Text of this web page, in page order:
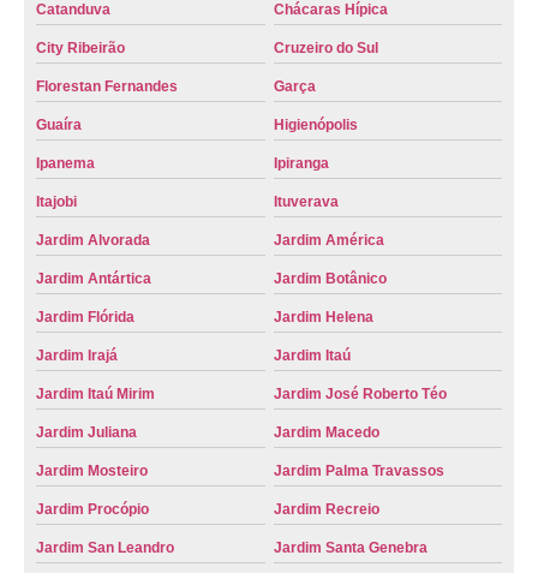
onde fazer emplacamento do veículo Vila Augusta
emplacamento de veículo zero km orçamento Jaboticabal
emplacamento de veículo zero Santa Cruz da Esperança
onde fazer emplacamento veicular Jardim Zanetti
emplacamento de veículo usado Vila Tamandaré
emplacamento de veículo novo Jardim Irajá
emplacamento de veículo novo orçamento Passos
onde fazer emplacamento de veículo zero km Barrinha
onde fazer emplacamento de veículo zero Matão
onde fazer emplacamento veículo novo Florestan Fernandes
onde fazer emplacamento de veículo usado Vila Carvalho
emplacamento veículo novo Santa Cruz
Catanduva Chácaras Hípica
City Ribeirão Cruzeiro do Sul
Florestan Fernandes Garça
Guaíra Higienópolis
Ipanema Ipiranga
Itajobi Ituverava
Jardim Alvorada Jardim América
Jardim Antártica Jardim Botânico
Jardim Flórida Jardim Helena
Jardim Irajá Jardim Itaú
Jardim Itaú Mirim Jardim José Roberto Téo
Jardim Juliana Jardim Macedo
Jardim Mosteiro Jardim Palma Travassos
Jardim Procópio Jardim Recreio
Jardim San Leandro Jardim Santa Genebra